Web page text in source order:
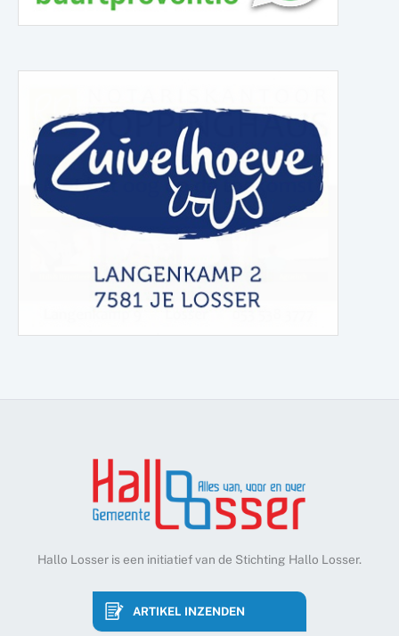
Hallo Losser is een initiatief van de Stichting Hallo Losser.
ARTIKEL INZENDEN